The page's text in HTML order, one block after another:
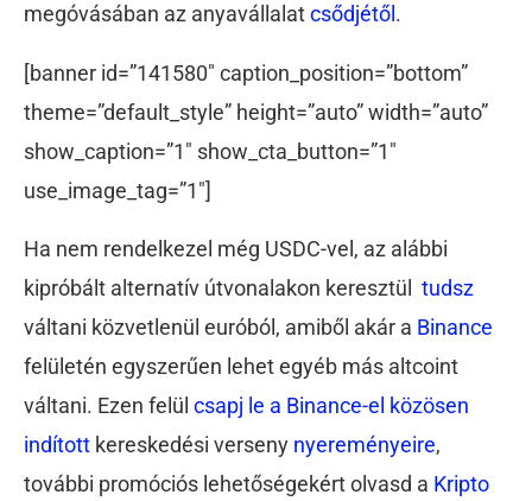
megóvásában az anyavállalatcsődjétől .
[banner id=”141580″ caption_position=”bottom”
theme=”default_style” height=”auto” width=”auto”
show_caption=”1″ show_cta_button=”1″
use_image_tag=”1″]
Ha nem rendelkezel még USDC-vel, az alábbi
kipróbált alternatív útvonalakon keresztül tudsz
váltani közvetlenül euróból, amiből akár a Binance
felületén egyszerűen lehet egyéb más altcoint
váltani. Ezen felül csapj le a Binance-el közösen
indított kereskedési verseny nyereményeire,
további promóciós lehetőségekért olvasd a Kripto